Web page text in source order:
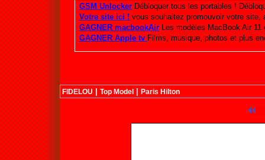
FIDELOU | Top Model | Paris Hilton